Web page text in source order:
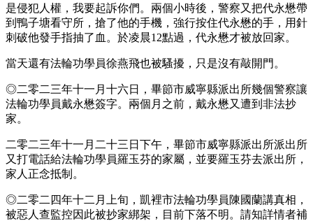
是侵犯人權，我要起訴你們。兩個小時後，警察又把代永懋帶
到鴨子塘看守所，搶了他的手機，強行按住代永懋的手，用針
刺破他發手指抽了血。於凌晨12點過，代永懋才被放回家。
當天還有法輪功學員徐燕飛也被騷擾，只是沒有敲開門。
◎二零二三年十一月十六日，畢節市威寧縣派出所幾個警察讓
法輪功學員戴永懋簽字。兩個月之前，戴永懋又遭到非法抄
家。
二零二三年十一月二十三日下午，畢節市威寧縣派出所派出所
又打電話給法輪功學員羅玉芬的家屬，並要羅玉芬去派出所，
家人正念抵制。
◎二零二四年十二月上旬，凱裡市法輪功學員陳國蘭講真相，
被惡人查監控因此被抄家綁架，目前下落不明。請知詳情者補